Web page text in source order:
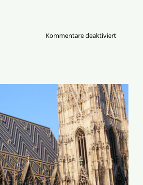
Kommentare deaktiviertfür
(TEIL
III)